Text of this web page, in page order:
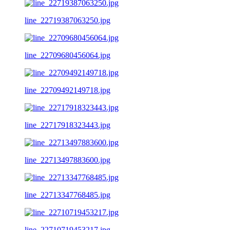
line_22719387063250.jpg
line_22709680456064.jpg
line_22709492149718.jpg
line_22717918323443.jpg
line_22713497883600.jpg
line_22713347768485.jpg